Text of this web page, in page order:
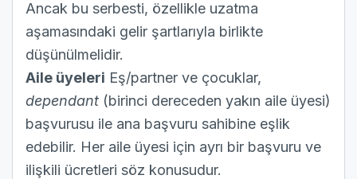
Ancak bu serbesti, özellikle uzatma
aşamasındaki gelir şartlarıyla birlikte
düşünülmelidir.
Aile üyeleri Eş/partner ve çocuklar,
dependant (birinci dereceden yakın aile üyesi)
başvurusu ile ana başvuru sahibine eşlik
edebilir. Her aile üyesi için ayrı bir başvuru ve
ilişkili ücretleri söz konusudur.